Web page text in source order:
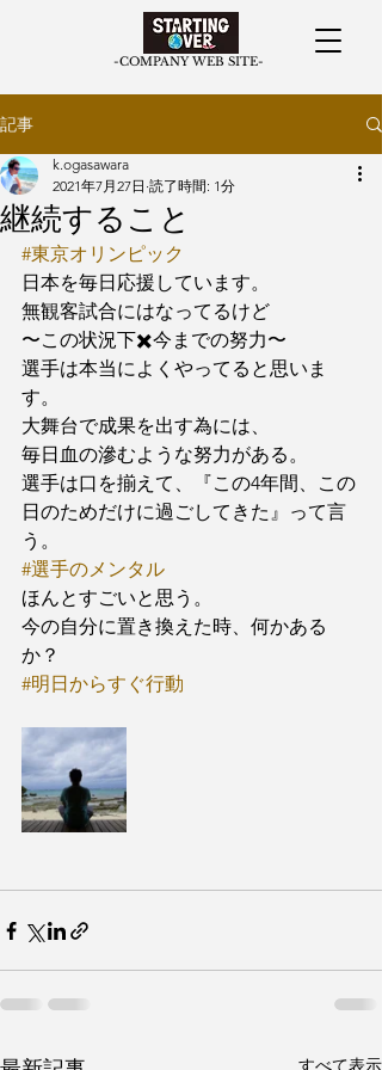
​-COMPANY WEB SITE-
記事
継続すること
k.ogasawara
2021年7月27日 読了時間: 1分
#東京オリンピック
日本を毎日応援しています。
無観客試合にはなってるけど
〜この状況下✖️今までの努力〜
選手は本当によくやってると思いま
す。
大舞台で成果を出す為には、
毎日血の滲むような努力がある。
選手は口を揃えて、『この4年間、この
日のためだけに過ごしてきた』って言
う。
#選手のメンタル
ほんとすごいと思う。
今の自分に置き換えた時、何かある
か？
#明日からすぐ行動
すべて表示